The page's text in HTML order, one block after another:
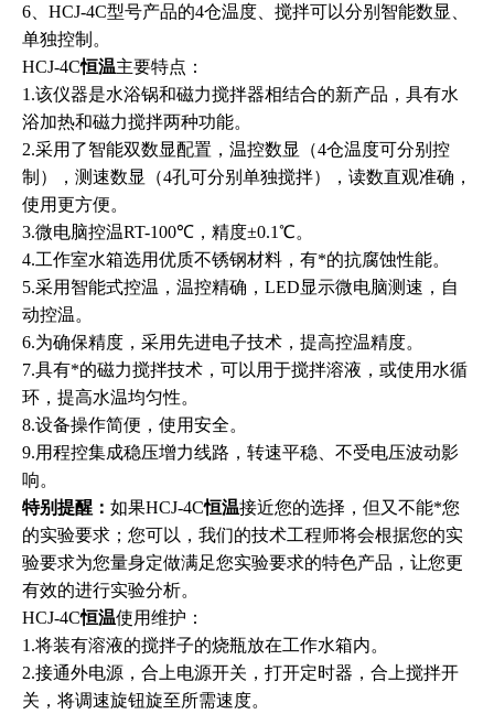
6、HCJ-4C型号产品的4仓温度、搅拌可以分别智能数显、
单独控制。
HCJ-4C恒温主要特点：
1.该仪器是水浴锅和磁力搅拌器相结合的新产品，具有水
浴加热和磁力搅拌两种功能。
2.采用了智能双数显配置，温控数显（4仓温度可分别控
制），测速数显（4孔可分别单独搅拌），读数直观准确，
使用更方便。
3.微电脑控温RT-100℃，精度±0.1℃。
4.工作室水箱选用优质不锈钢材料，有*的抗腐蚀性能。
5.采用智能式控温，温控精确，LED显示微电脑测速，自
动控温。
6.为确保精度，采用先进电子技术，提高控温精度。
7.具有*的磁力搅拌技术，可以用于搅拌溶液，或使用水循
环，提高水温均匀性。
8.设备操作简便，使用安全。
9.用程控集成稳压增力线路，转速平稳、不受电压波动影
响。
特别提醒： 如果HCJ-4C恒温接近您的选择，但又不能*您
的实验要求；您可以，我们的技术工程师将会根据您的实
验要求为您量身定做满足您实验要求的特色产品，让您更
有效的进行实验分析。
HCJ-4C恒温使用维护：
1.将装有溶液的搅拌子的烧瓶放在工作水箱内。
2.接通外电源，合上电源开关，打开定时器，合上搅拌开
关，将调速旋钮旋至所需速度。